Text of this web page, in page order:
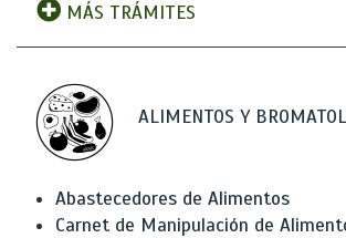
MÁS TRÁMITES
ALIMENTOS Y
Abastecedores de Alimentos
Carnet de Manipulación de